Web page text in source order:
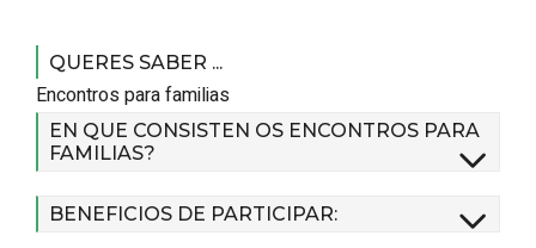
QUERES SABER ...
Encontros para familias
EN QUE CONSISTEN OS ENCONTROS PARA
FAMILIAS?
BENEFICIOS DE PARTICIPAR: